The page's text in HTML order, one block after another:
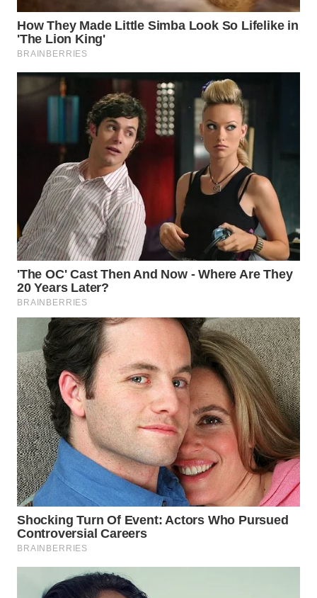
TENGAH
WN DELI
WN
WN
PAKPAK
WN
KARAWANG
WN
BEKASI
WN
BOGOR
WN
DEPOK
WN
TAPANULI
UTARA
WN
SAMOSIR
WN
PADANG
LAWAS